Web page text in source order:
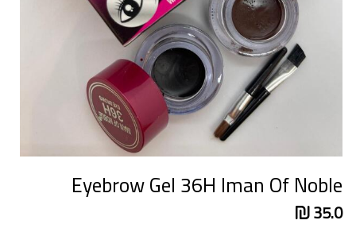
Eyebrow Gel 36H Iman Of Noble
35.0